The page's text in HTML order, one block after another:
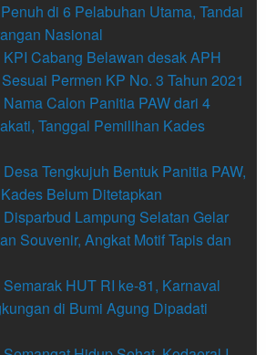
di 6 Pelabuhan Utama, Tandai
Nasional
KPI Cabang Belawan desak APH
Permen KP No. 3 Tahun 2021
Nama Calon Panitia PAW dari 4
Tanggal Pemilihan Kades
Desa Tengkujuh Bentuk Panitia PAW,
Belum Ditetapkan
Disparbud Lampung Selatan Gelar
Souvenir, Angkat Motif Tapis dan
Semarak HUT RI ke-81, Karnaval
di Bumi Agung Dipadati